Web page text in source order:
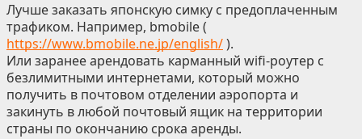
Лучше заказать японскую симку с предоплаченным
трафиком. Например, bmobile (
https://www.bmobile.ne.jp/english/).
Или заранее арендовать карманный wifi-роутер с
безлимитными интернетами, который можно
получить в почтовом отделении аэропорта и
закинуть в любой почтовый ящик на территории
страны по окончанию срока аренды.